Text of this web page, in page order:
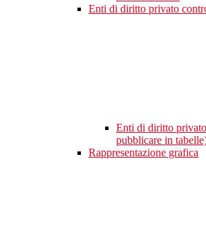
Enti di diritto privato
Enti di diritto
pubblicare in
Rappresentazione grafica